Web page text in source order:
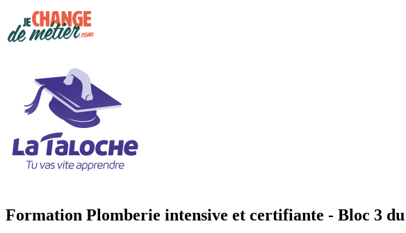
Formation Plomberie intensive et certifiante - Bloc 3